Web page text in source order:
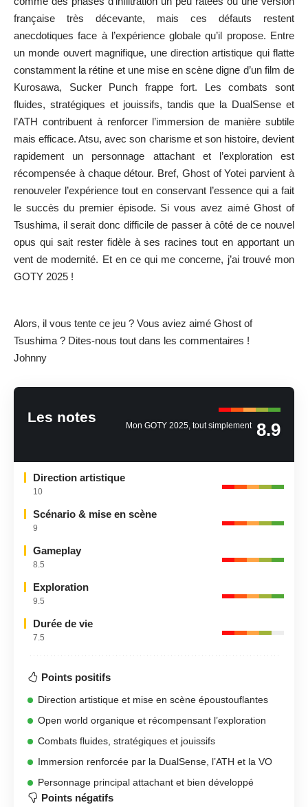
française très décevante, mais ces défauts restent
anecdotiques face à l’expérience globale qu’il propose. Entre
un monde ouvert magnifique, une direction artistique qui flatte
constamment la rétine et une mise en scène digne d’un film de
Kurosawa, Sucker Punch frappe fort. Les combats sont
fluides, stratégiques et jouissifs, tandis que la DualSense et
l’ATH contribuent à renforcer l’immersion de manière subtile
mais efficace. Atsu, avec son charisme et son histoire, devient
rapidement un personnage attachant et l’exploration est
récompensée à chaque détour. Bref, Ghost of Yotei parvient à
renouveler l’expérience tout en conservant l’essence qui a fait
le succès du premier épisode. Si vous avez aimé Ghost of
Tsushima, il serait donc difficile de passer à côté de ce nouvel
opus qui sait rester fidèle à ses racines tout en apportant un
vent de modernité. Et en ce qui me concerne, j’ai trouvé mon
GOTY 2025 !
Alors, il vous tente ce jeu ? Vous aviez aimé Ghost of
Tsushima ? Dites-nous tout dans les commentaires !
Johnny
Les notes
Mon GOTY 2025, tout simplement 8.9
Direction artistique
10
Scénario & mise en scène
9
Gameplay
8.5
Exploration
9.5
Durée de vie
7.5
Points positifs
Direction artistique et mise en scène époustouflantes
Open world organique et récompensant l’exploration
Combats fluides, stratégiques et jouissifs
Immersion renforcée par la DualSense, l’ATH et la VO
Personnage principal attachant et bien développé
Points négatifs